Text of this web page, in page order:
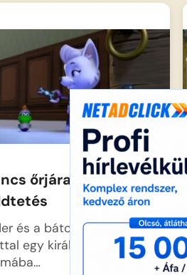
őrjárat-Korona
és a bátor kutyusok
egy királyi rejtély